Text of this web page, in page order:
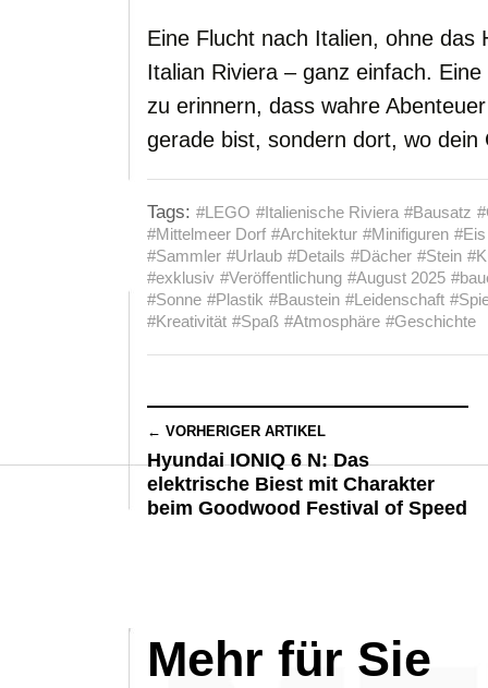
Eine Flucht nach Italien, ohne das
Italian Riviera – ganz einfach.
zu erinnern, dass wahre
gerade bist, sondern dort, wo dein
Tags: #LEGO #Italienische Riviera #Bausatz
#Mittelmeer Dorf #Architektur #Minifiguren #Eis
#Sammler #Urlaub #Details #Dächer #Stein
#exklusiv #Veröffentlichung #August 2025
#Sonne #Plastik #Baustein #Leidenschaft
#Kreativität #Spaß #Atmosphäre #Geschichte
← VORHERIGER ARTIKEL
Hyundai IONIQ 6 N: Das
elektrische Biest mit Charakter
beim Goodwood Festival of Speed
Mehr für Sie